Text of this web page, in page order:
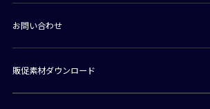
お問い合わせ
販促素材ダウンロード